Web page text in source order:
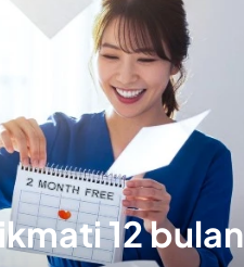
12 bulan